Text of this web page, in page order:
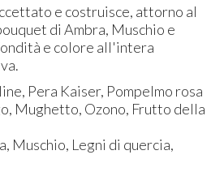
e costruisce, attorno al
di Ambra, Muschio e
e colore all'intera
Pera Kaiser, Pompelmo rosa
Mughetto, Ozono, Frutto della
Muschio, Legni di quercia,